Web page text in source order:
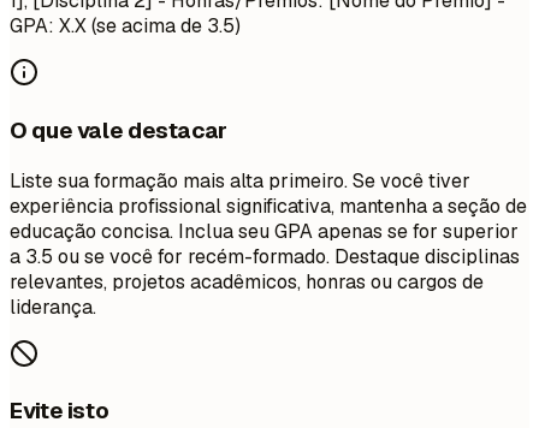
GPA: X.X (se acima de 3.5)
O que vale destacar
Liste sua formação mais alta primeiro. Se você tiver
experiência profissional significativa, mantenha a seção de
educação concisa. Inclua seu GPA apenas se for superior
a 3.5 ou se você for recém-formado. Destaque disciplinas
relevantes, projetos acadêmicos, honras ou cargos de
liderança.
Evite isto